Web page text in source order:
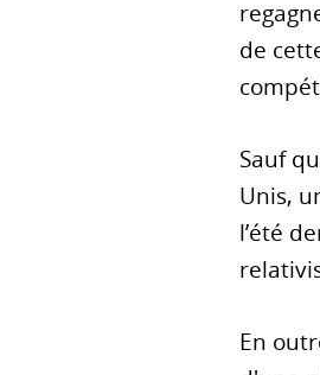
de
Sauf
Unis,
l’été
En